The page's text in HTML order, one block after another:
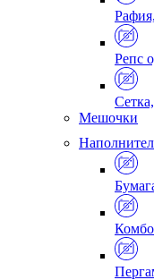
Репс
Мешочки
Комбо